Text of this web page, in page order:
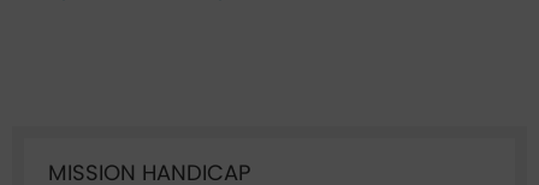
MISSION HANDICAP